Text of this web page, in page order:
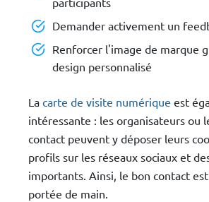
Demander activement un
Renforcer l'image de marque
design personnalisé
La carte de visite numérique est
intéressante : les organisateurs ou
contact peuvent y déposer leurs
profils sur les réseaux sociaux et
importants. Ainsi, le bon contact
portée de main.